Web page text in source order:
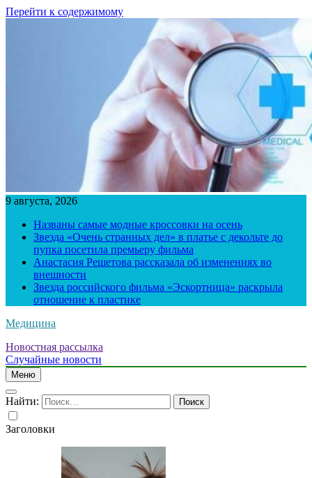
Перейти к содержимому
9 августа, 2026
Названы самые модные кроссовки на осень
Звезда «Очень странных дел» в платье с декольте до
пупка посетила премьеру фильма
Анастасия Решетова рассказала об изменениях во
внешности
Звезда российского фильма «Эскортница» раскрыла
отношение к пластике
Медицина
Новостная рассылка
Случайные новости
Меню
Найти:
Заголовки